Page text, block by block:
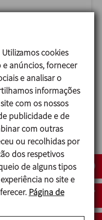
cookies
anúncios, fornecer
e analisar o
informações
com os nossos
publicidade e de
com outras
ou recolhidas por
dos respetivos
de alguns tipos
no site e
Página de